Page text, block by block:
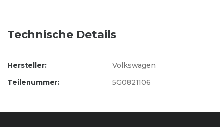
Technische Details
Hersteller:
Volkswagen
Teilenummer:
5G0821106